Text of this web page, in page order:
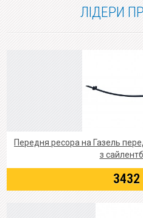
ЛІДЕРИ
Передня ресора на Газель
з
3432